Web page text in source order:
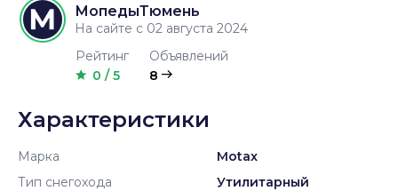
МопедыТюмень
На сайте с 02 августа 2024
Рейтинг
0 / 5
Объявлений
8
Характеристики
Марка
Motax
Тип снегохода
Утилитарный